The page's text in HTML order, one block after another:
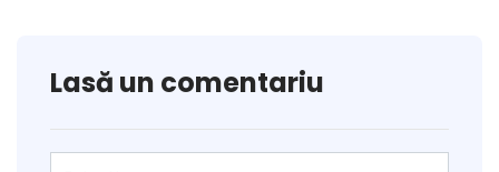
Lasă un comentariu